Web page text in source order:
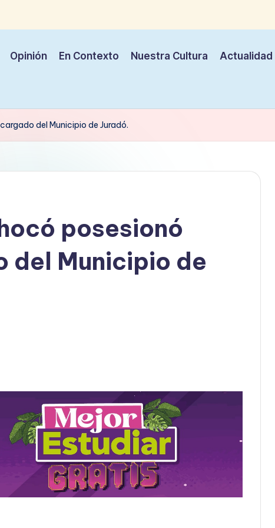
Opinión En Contexto Nuestra Cultura Actualidad
del Municipio de Juradó.
posesionó
del Municipio de